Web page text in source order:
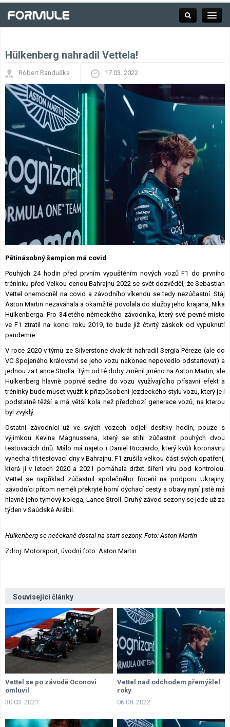
Závodní série
Kalendář F1
Výsledky F1
Týmy a jezdci F1
Okruhy F1
Lexikon F1
Hülkenberg nahradil Vettela!
Róbert Randuška 17.03. 2022
Pětinásobný šampion má covid
Pouhých 24 hodin před prvním vypuštěním nových vozů F1 do prvního
tréninku před Velkou cenou Bahrajnu 2022 se svět dozvěděl, že Sebastian
Vettel onemocněl na covid a závodního víkendu se tedy nezúčastní. Stáj
Aston Martin nezaváhala a okamžitě povolala do služby jeho krajana, Nika
Hülkenberga. Pro 34letého německého závodníka, který své pevné místo
ve F1 ztratil na konci roku 2019, to bude již čtvrtý záskok od vypuknutí
pandemie.
V roce 2020 v týmu ze Silverstone dvakrát nahradil Sergia Péreze (ale do
VC Spojeného království se jeho vozu nakonec nepovedlo odstartovat) a
jednou za Lance Strolla. Tým od té doby změnil jméno na Aston Martin, ale
Hülkenberg hlavně poprvé sedne do vozu využívajícího přísavní efekt a
tréninky bude muset využít k přizpůsobení jezdeckého stylu vozu, který je i
podstatně těžší a má větší kola než předchozí generace vozů, na kterou
byl zvyklý.
Ostatní závodníci už ve svých vozech odjeli desítky hodin, pouze s
výjimkou Kevina Magnussena, který se stihl zúčastnit pouhých dvou
testovacích dnů. Málo má najeto i Daniel Ricciardo, který kvůli koronaviru
vynechal tři testovací dny v Bahrajnu. F1 zrušila velkou část svých opatření,
která jí v letech 2020 a 2021 pomáhala držet šíření viru pod kontrolou.
Vettel se například zúčastnil společného focení na podporu Ukrajiny,
závodníci přitom neměli překryté horní dýchací cesty a obavy nyní jistě má
hlavně jeho týmový kolega, Lance Stroll. Druhý závod sezony se jede už za
týden v Saúdské Arábii.
Hulkenberg se nečekaně dostal na start sezony. Foto: Aston Martin
Zdroj: Motorsport, úvodní foto: Aston Martin
Související články
Vettel se po závodě Oconovi
omluvil
30.03. 2021
Vettel nad odchodem přemýšlel
roky
06.08. 2022